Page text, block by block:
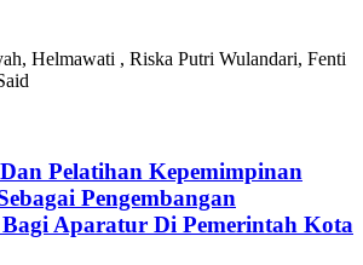
Helmawati , Riska Putri Wulandari, Fenti
Pelatihan Kepemimpinan
Pengembangan
Aparatur Di Pemerintah Kota